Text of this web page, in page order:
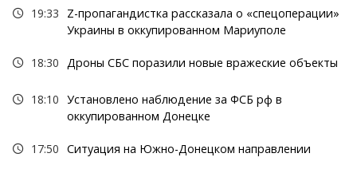
19:33
Z-пропагандистка рассказала о «спецоперации»
Украины в оккупированном Мариуполе
18:30 Дроны СБС поразили новые вражеские объекты
18:10 Установлено наблюдение за ФСБ рф в
оккупированном Донецке
17:50 Ситуация на Южно-Донецком направлении